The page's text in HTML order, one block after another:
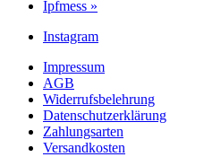
Ipfmess »
Instagram
Impressum
AGB
Widerrufsbelehrung
Datenschutzerklärung
Zahlungsarten
Versandkosten